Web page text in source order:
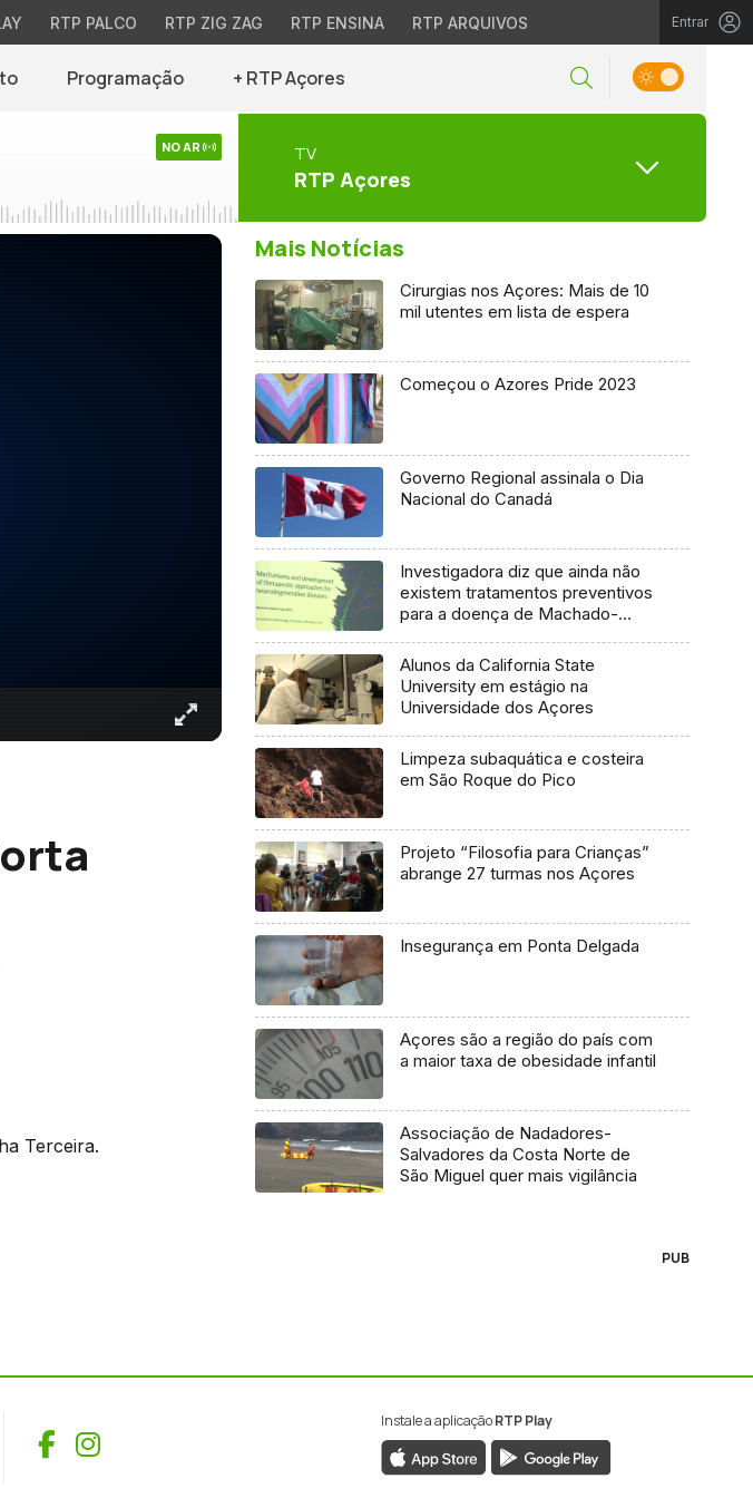
RTP PALCO RTP ZIG ZAG RTP ENSINA RTP ARQUIVOS Entrar
Programação + RTP Açores
NO AR TV
RTP Açores
Terceira.
Mais Notícias
Cirurgias nos Açores: Mais de 10
mil utentes em lista de espera
Começou o Azores Pride 2023
Governo Regional assinala o Dia
Nacional do Canadá
Investigadora diz que ainda não
existem tratamentos preventivos
para a doença de Machado-
Alunos da California State
University em estágio na
Universidade dos Açores
Limpeza subaquática e costeira
em São Roque do Pico
Projeto “Filosofia para Crianças”
abrange 27 turmas nos Açores
Insegurança em Ponta Delgada
Açores são a região do país com
a maior taxa de obesidade infantil
Associação de Nadadores-
Salvadores da Costa Norte de
São Miguel quer mais vigilância
PUB
Facebook
Instagram
Instale a aplicaçãoRTP Play